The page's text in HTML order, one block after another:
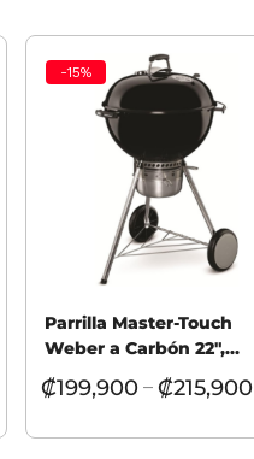
-15%
Parrilla Master-Touch
Weber a Carbón 22″,
Rejilla
₡199,900 –₡215,900